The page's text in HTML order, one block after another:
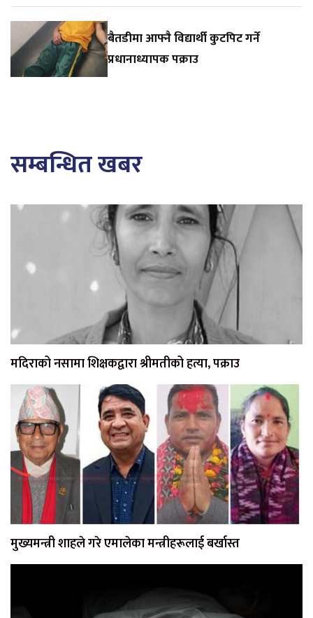
बैतडीमा आफ्नै विद्यार्थी कुटपिट गर्ने
प्रधानाध्यापक पक्राउ
सम्बन्धित खबर
मदिराको नसामा शिक्षकद्वारा श्रीमतीको हत्या, पक्राउ
मुख्यमन्त्री शाहले गरे एमालेका मन्त्रीहरूलाई बर्खास्त